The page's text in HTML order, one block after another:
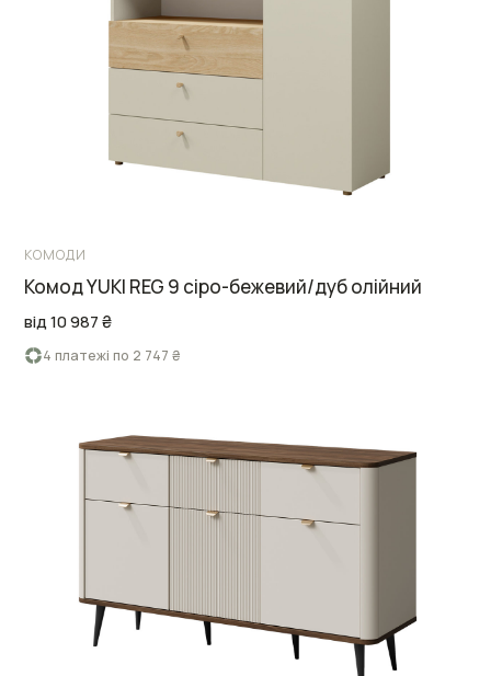
КОМОДИ
Комод YUKI REG 9 сіро-бежевий/дуб олійний
від 10 987 ₴
4 платежі по 2 747 ₴